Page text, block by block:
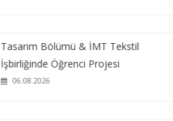
Bölümümüz TBMYO "Geleneksel
Kariyer Günleri ve Çevre Şenliği"_2026
Etkinliklerinde
Tasarım Bölümü & İMT Tekstil
İşbirliğinde Öğrenci Projesi
06.08.2026